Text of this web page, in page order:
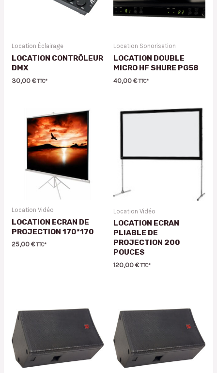
Location Éclairage
LOCATION CONTRÔLEUR
DMX
30,00€ TTC*
Location Sonorisation
LOCATION DOUBLE
MICRO HF SHURE PG58
40,00€ TTC*
Location Vidéo
LOCATION ECRAN DE
PROJECTION 170*170
25,00€ TTC*
Location Vidéo
LOCATION ECRAN
PLIABLE DE
PROJECTION 200
POUCES
120,00€ TTC*